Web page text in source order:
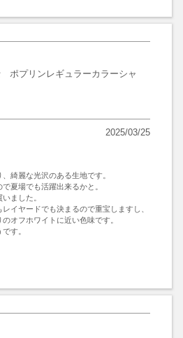
ポプリンレギュラーカラーシャ
2025/03/25
綺麗な光沢のある生地です。
夏場でも活躍出来るかと。
ました。
イヤードでも決まるので重宝しますし、
オフホワイトに近い色味です。
す。